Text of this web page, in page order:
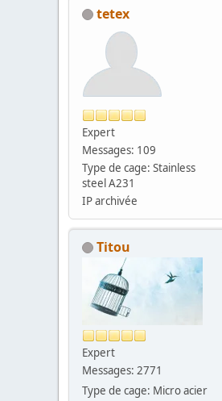
tetex
Expert
Messages: 109
Type de cage: Stainless
steel A231
IP archivée
Titou
Expert
Messages: 2771
Type de cage: Micro acier